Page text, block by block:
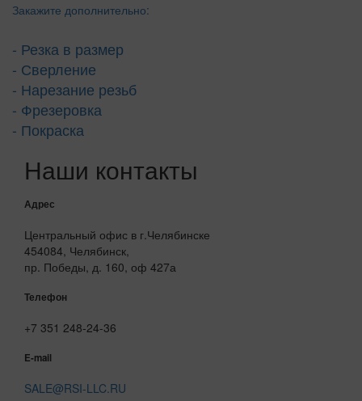
Закажите дополнительно:
- Резка в размер
- Сверление
- Нарезание резьб
- Фрезеровка
- Покраска
Наши контакты
Адрес
Центральный офис в г.Челябинске
454084, Челябинск,
пр. Победы, д. 160, оф 427а
Телефон
+7 351 248-24-36
E-mail
SALE@RSI-LLC.RU